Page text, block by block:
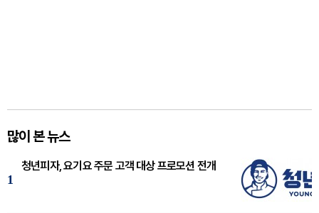
많이 본 뉴스
1
청년피자, 요기요 주문 고객 대상 프로모션 전개